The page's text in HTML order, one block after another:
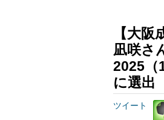
【大
凪咲さ
2025（
に選出
ツイート